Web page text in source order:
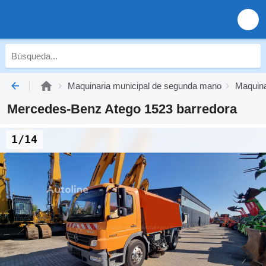
Maquinaria municipal de segunda mano
Mercedes-Benz Atego 1523 barredora
1/14